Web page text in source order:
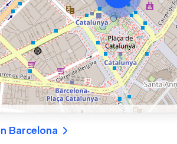
Barcelona